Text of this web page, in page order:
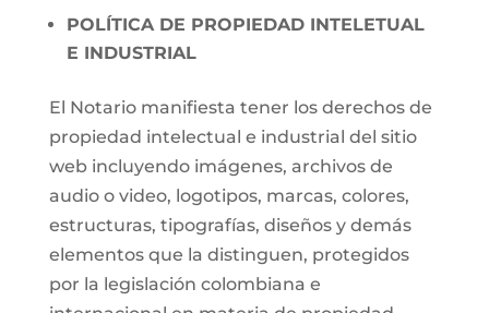
POLÍTICA DE PROPIEDAD INTELETUAL
E INDUSTRIAL
El Notario manifiesta tener los derechos de
propiedad intelectual e industrial del sitio
web incluyendo imágenes, archivos de
audio o video, logotipos, marcas, colores,
estructuras, tipografías, diseños y demás
elementos que la distinguen, protegidos
por la legislación colombiana e